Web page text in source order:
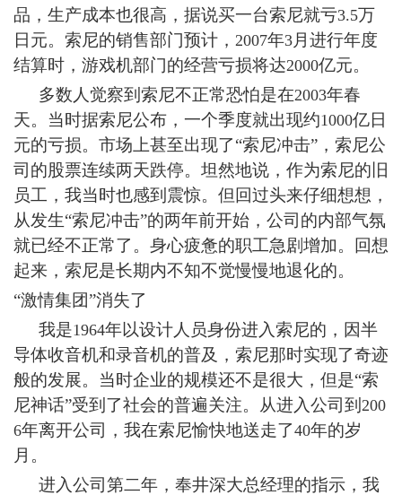
品，生产成本也很高，据说买一台索尼就亏3.5万
日元。索尼的销售部门预计， 2007年3 月进行年度
结算时，游戏机部门的经营亏损将达2000亿元。
多数人觉察到索尼不正常恐怕是在2003年春
天。当时据索尼公布，一个季度就出现约1000亿日
元的亏损。市场上甚至出现了“索尼冲击”，索尼公
司的股票连续两天跌停。坦然地说，作为索尼的旧
员工，我当时也感到震惊。但回过头来仔细想想，
从发生“索尼冲击”的两年前开始，公司的内部气氛
就已经不正常了。身心疲惫的职工急剧增加。回想
起来，索尼是长期内不知不觉慢慢地退化的。
“激情集团”消失了
我是1964年以设计人员身份进入索尼的，因半
导体收音机和录音机的普及，索尼那时实现了奇迹
般的发展。当时企业的规模还不是很大，但是“索
尼神话”受到了社会的普遍关注。从进入公司到 200
6年离开公司，我在索尼愉快地送走了40年的岁
月。
进入公司第二年，奉井深大总经理的指示，我